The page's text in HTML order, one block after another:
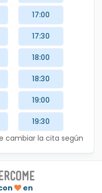
17:00
17:30
18:00
18:30
19:00
19:30
cambiar la cita según
en